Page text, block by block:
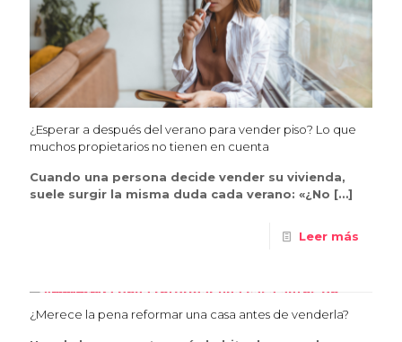
¿Esperar a después del verano para vender piso? Lo que
muchos propietarios no tienen en cuenta
Cuando una persona decide vender su vivienda,
suele surgir la misma duda cada verano: «¿No […]
Leer más
¿Merece la pena reformar una casa antes de venderla?